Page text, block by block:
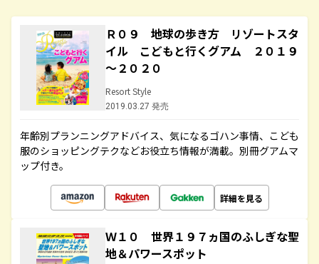
Ｒ０９ 地球の歩き方 リゾートスタ
イル こどもと行くグアム ２０１９
～２０２０
Resort Style
2019.03.27 発売
年齢別プランニングアドバイス、気になるゴハン事情、こども
服のショッピングテクなどお役立ち情報が満載。別冊グアムマ
ップ付き。
詳細を見る
Ｗ１０ 世界１９７ヵ国のふしぎな聖
地＆パワースポット